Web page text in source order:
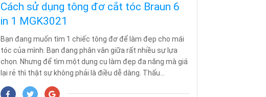
Cách sử dụng tông đơ cắt tóc Braun 6
in 1 MGK3021
Bạn đang muốn tìm 1 chiếc tông đơ để làm đẹp cho mái
tóc của mình. Bạn đang phân vân giữa rất nhiều sự lựa
chọn. Nhưng để tìm một dụng cụ làm đẹp đa năng mà giá
lại rẻ thì thật sự không phải là điều dễ dàng. Thấu...